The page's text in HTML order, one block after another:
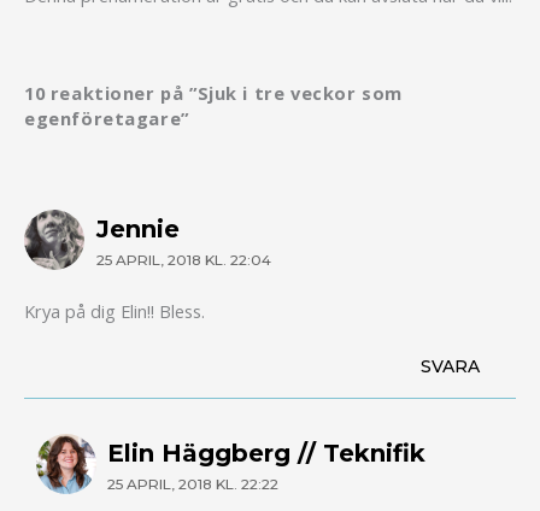
10 reaktioner på ”Sjuk i tre veckor som
egenföretagare”
Jennie
25 APRIL, 2018 KL. 22:04
Krya på dig Elin!! Bless.
SVARA
Elin Häggberg // Teknifik
25 APRIL, 2018 KL. 22:22